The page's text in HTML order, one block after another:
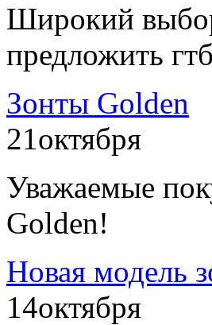
Широкий
предложить
Зонты Golden
21октября
Уважаемые
Golden!
Новая модель
14октября